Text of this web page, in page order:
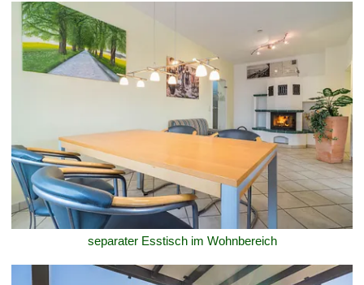
separater Esstisch im Wohnbereich